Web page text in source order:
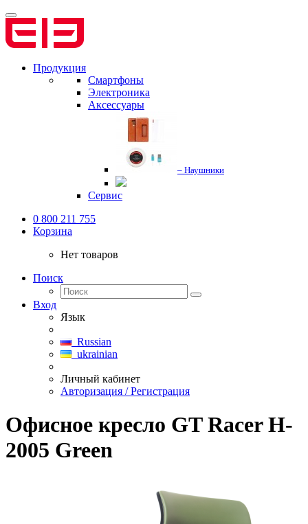
Продукция
Смартфоны
Электроника
Аксессуары
– Наушники
Сервис
0 800 211 755
Корзина
Нет товаров
Поиск
Вход
Язык
Russian
ukrainian
Личный кабинет
Авторизация / Регистрация
Офисное кресло GT Racer H-
2005 Green